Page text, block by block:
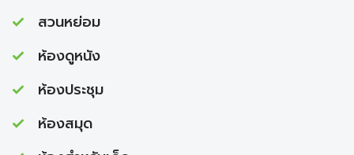
สวนหย่อม
ห้องดูหนัง
ห้องประชุม
ห้องสมุด